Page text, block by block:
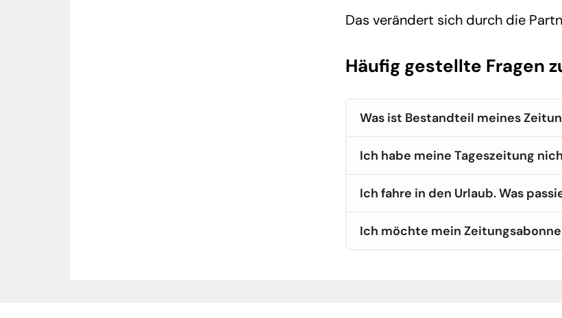
Das verändert sich durch die
Häufig gestellte Fragen
Was ist Bestandteil meines
Ich habe meine Tageszeitung
Ich fahre in den Urlaub. Was
Ich möchte mein